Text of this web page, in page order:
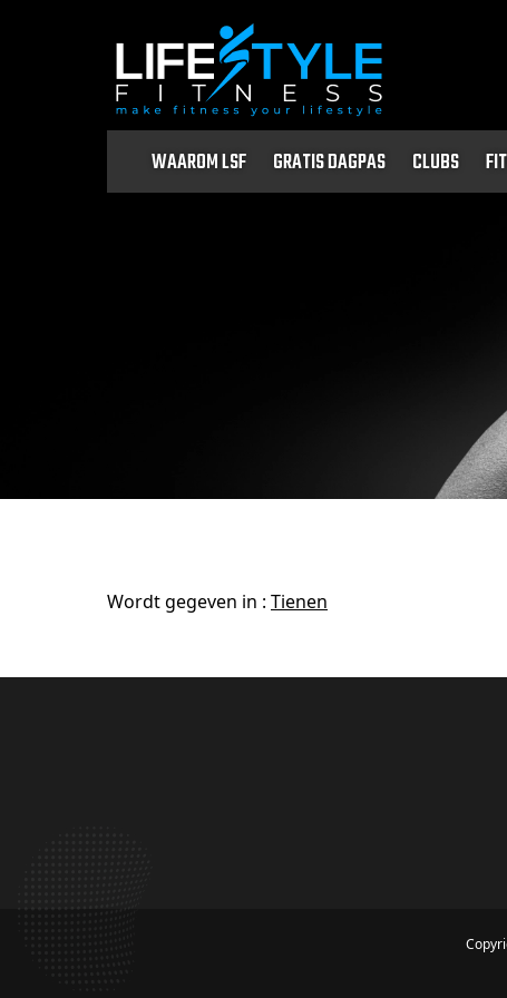
WAAROM LSF GRATIS DAGPAS CLUBS
Wordt gegeven in : Tienen